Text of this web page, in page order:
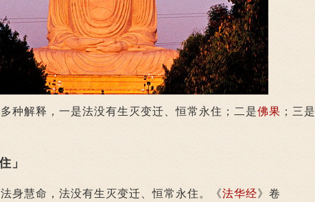
种解释，一是法没有生灭变迁、恒常永住；二是佛果 ；三是
」
慧命，法没有生灭变迁、恒常永住。《法华经》卷